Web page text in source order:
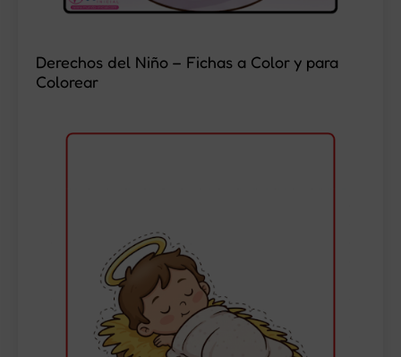
Derechos del Niño – Fichas a Color y para
Colorear